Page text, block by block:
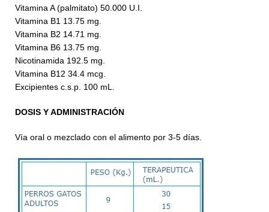
Vitamina A (palmitato) 50.000 U.I.
Vitamina B1 13.75 mg.
Vitamina B2 14.71 mg.
Vitamina B6 13.75 mg.
Nicotinamida 192.5 mg.
Vitamina B12 34.4 mcg.
Excipientes c.s.p. 100 mL.
DOSIS Y ADMINISTRACIÓN
Vía oral o mezclado con el alimento por 3-5 días.